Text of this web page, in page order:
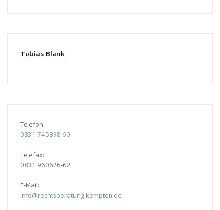
Tobias Blank
Telefon:
0831 745898 60
Telefax:
0831 960626-62
E-Mail:
info@rechtsberatung-kempten.de